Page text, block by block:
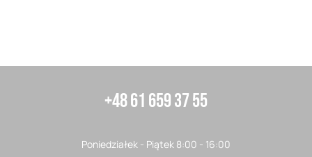
+48 61 659 37 55
Poniedziałek - Piątek 8:00 - 16:00